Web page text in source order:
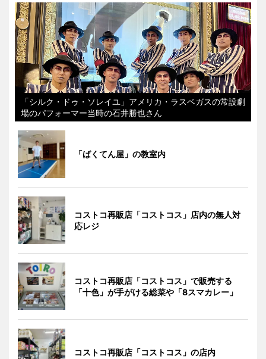
「シルク・ドゥ・ソレイユ」アメリカ・ラスベガスの常設劇
場のパフォーマー当時の石井勝也さん
「ばくてん屋」の教室内
コストコ再販店「コストコス」店内の無人対
応レジ
コストコ再販店「コストコス」で販売する
「十色」が手がける総菜や「8スマカレー」
コストコ再販店「コストコス」の店内